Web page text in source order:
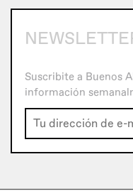
Suscribite a Buenos
información